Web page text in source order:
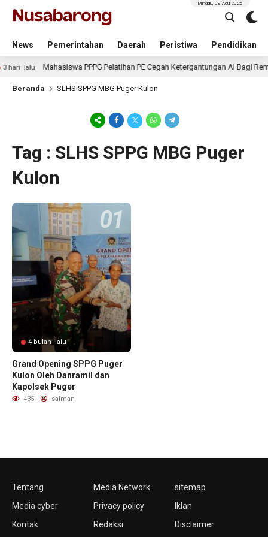
News Pemerintahan Daerah Peristiwa Pendidikan
Minggu, 09 Agu 2026
hari lalu Mahasiswa PPPG Pelatihan PE Cegah Ketergantungan AI Bagi
Beranda SLHS SPPG MBG Puger Kulon
Tag : SLHS SPPG MBG Puger
Kulon
4 bulan lalu
Grand Opening SPPG Puger
Kulon Oleh Danramil dan
Kapolsek Puger
435 salman
Tentang
Media cyber
Kontak
Media Network
Privacy policy
Redaksi
sitemap
Iklan
Disclaimer